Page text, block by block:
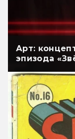
Арт:
эпизода